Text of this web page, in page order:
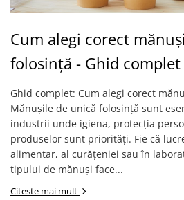
Mânecuțe Ignifuge
Sorturi ignifuge
ÎNCĂLȚĂMINTE
Pantofi outdoor
Pantofi de lucru O1
Pantofi de lucru O2
Pantofi de protecție S1
Pantofi de protecție OB
Pantofi de protecție SB
Cum alegi corect
folosință - Ghid complet
Ghid complet: Cum alegi corect
Mănușile de unică folosință sunt
industrii unde igiena, protecția
produselor sunt priorități. Fie că
alimentar, al curățeniei sau în
tipului de mănuși face...
Citeste mai mult